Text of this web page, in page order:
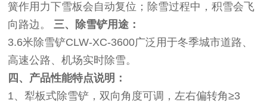
簧作用力下雪板会自动复位；除雪过程中，积雪会飞
向路边。三、除雪铲用途：
3.6米除雪铲CLW-XC-3600广泛用于冬季城市道路、
高速公路、机场实时除雪。
四、产品性能特点说明：
1、犁板式除雪铲，双向角度可调，左右偏转角≥3